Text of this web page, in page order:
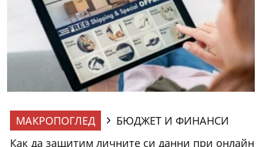
МАКРОПОГЛЕД
БЮДЖЕТ И ФИНАНСИ
Как да защитим личните си данни при онлайн